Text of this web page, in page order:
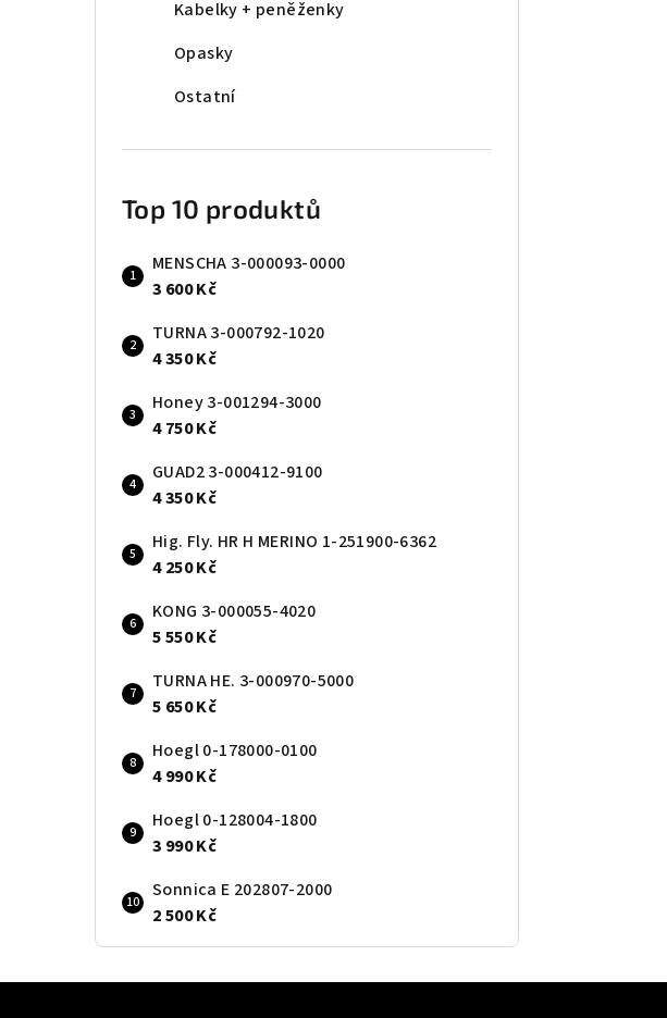
Kabelky + peněženky
Opasky
Ostatní
Top 10 produktů
MENSCHA 3-000093-0000
3 600 Kč
TURNA 3-000792-1020
4 350 Kč
Honey 3-001294-3000
4 750 Kč
GUAD2 3-000412-9100
4 350 Kč
Hig. Fly. HR H MERINO 1-251900-6362
4 250 Kč
KONG 3-000055-4020
5 550 Kč
TURNA HE. 3-000970-5000
5 650 Kč
Hoegl 0-178000-0100
4 990 Kč
Hoegl 0-128004-1800
3 990 Kč
Sonnica E 202807-2000
2 500 Kč